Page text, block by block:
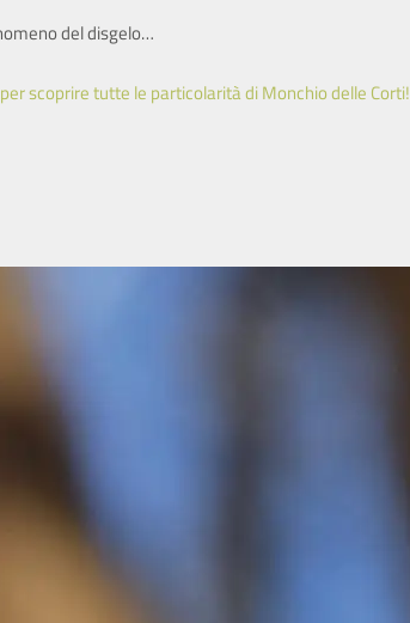
del disgelo…
scoprire tutte le particolarità di Monchio delle Corti!